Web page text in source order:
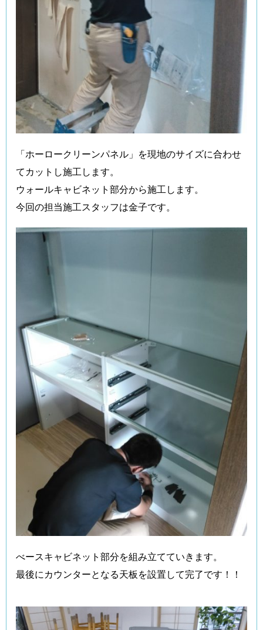
「ホーロークリーンパネル」を現地のサイズに合わせ
てカットし施工します。
ウォールキャビネット部分から施工します。
今回の担当施工スタッフは金子です。
べースキャビネット部分を組み立てていきます。
最後にカウンターとなる天板を設置して完了です！！